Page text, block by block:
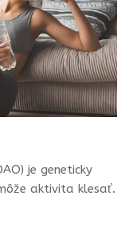
je geneticky
aktivita klesať.